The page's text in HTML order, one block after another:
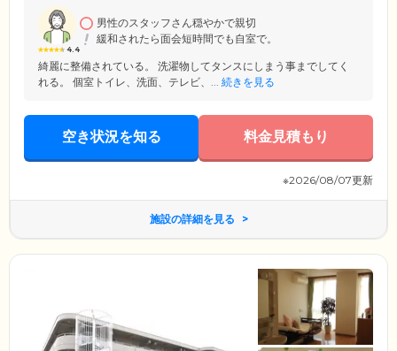
4.4
男性のスタッフさん穏やかで親切
緩和されたら面会短時間でも自室で。
綺麗に整備されている。 洗濯物してタンスにしまう事までしてく
れる。 個室トイレ、洗面、テレビ、... 続きを見る
空き状況を知る 料金見積もり
※2026/08/07更新
施設の詳細を見る